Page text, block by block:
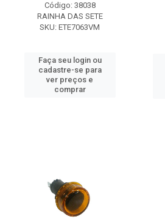
Código: 38038
RAINHA DAS SETE
SKU: ETE7063VM
Faça seu login ou
cadastre-se para
ver preços e
comprar